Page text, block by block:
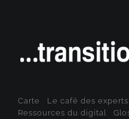
Carte Le café des experts
Ressources du digital